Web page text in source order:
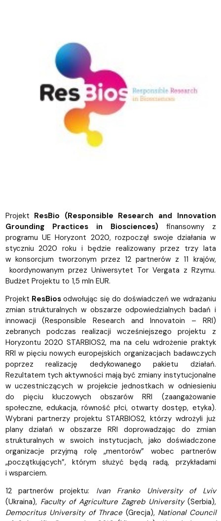
Projekt ResBio (Responsible Research and Innovation
Grounding Practices in Biosciences) finansowny z
programu UE Horyzont 2020, rozpoczął swoje działania w
styczniu 2020 roku i będzie realizowany przez trzy lata
w konsorcjum tworzonym przez 12 partnerów z 11 krajów,
koordynowanym przez Uniwersytet Tor Vergata z Rzymu.
Budżet Projektu to 1,5 mln EUR.
Projekt ResBiosodwołując się do doświadczeń we wdrażaniu
zmian strukturalnych w obszarze odpowiedzialnych badań i
innowacji (Responsible Research and Innovatoin – RRI)
zebranych podczas realizacji wcześniejszego projektu z
Horyzontu 2020 STARBIOS2, ma na celu wdrożenie praktyk
RRI w pięciu nowych europejskich organizacjach badawczych
poprzez realizację dedykowanego pakietu działań.
Rezultatem tych aktywności mają być zmiany instytucjonalne
w uczestniczących w projekcie jednostkach w odniesieniu
do pięciu kluczowych obszarów RRI (zaangażowanie
społeczne, edukacja, równość płci, otwarty dostęp, etyka).
Wybrani partnerzy projektu STARBIOS2, którzy wdrożyli już
plany działań w obszarze RRI doprowadzając do zmian
strukturalnych w swoich instytucjach, jako doświadczone
organizacje przyjmą rolę „mentorów” wobec partnerów
„początkujących”, którym służyć będą radą, przykładami
i wsparciem.
12 partnerów projektu: Ivan Franko University of Lviv
(Ukraina), Faculty of Agriculture Zagreb University(Serbia),
Democritus University of Thrace (Grecja), National Council